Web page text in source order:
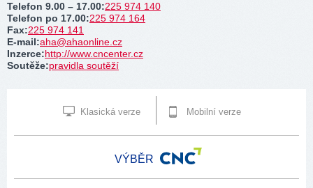
Telefon 9.00 – 17.00:225 974 140
Telefon po 17.00:225 974 164
Fax:225 974 141
E-mail:aha@ahaonline.cz
Inzerce:http://www.cncenter.cz
Soutěže:pravidla soutěží
Klasická verze Mobilní verze
VÝBĚR